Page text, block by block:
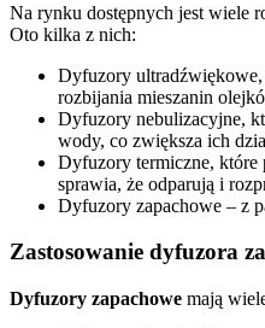
Na rynku dostępnych jest wiele
Oto kilka z nich:
Dyfuzory
rozbijania mieszanin
Dyfuzory nebulizacyjne,
wody, co zwiększa ich
Dyfuzory termiczne, które
sprawia, że odparują i
Dyfuzory zapachowe – z
Zastosowanie dyfuzora
Dyfuzory zapachowe mają